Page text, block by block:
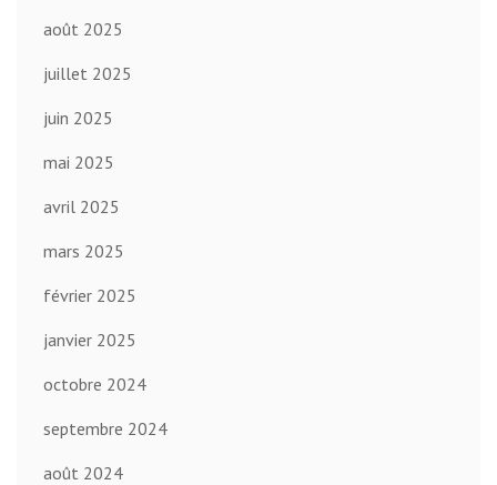
août 2025
juillet 2025
juin 2025
mai 2025
avril 2025
mars 2025
février 2025
janvier 2025
octobre 2024
septembre 2024
août 2024